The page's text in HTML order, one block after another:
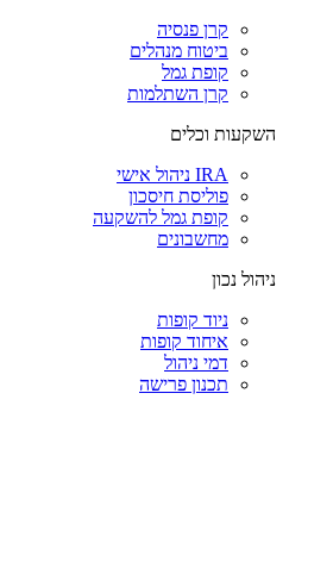
קרן פנסיה
ביטוח מנהלים
קופת גמל
קרן השתלמות
השקעות וכלים
IRA ניהול אישי
פוליסת חיסכון
קופת גמל להשקעה
מחשבונים
ניהול נכון
ניוד קופות
איחוד קופות
דמי ניהול
תכנון פרישה